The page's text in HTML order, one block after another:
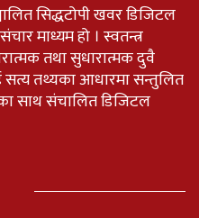
सिद्धटोपी खवर डिजिटल
माध्यम हो । स्वतन्त्र
तथा सुधारात्मक दुवै
तथ्यका आधारमा सन्तुलित
साथ संचालित डिजिटल